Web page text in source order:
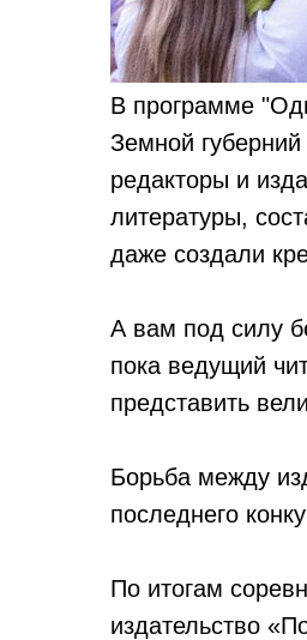
В программе
Земной
редакторы и
литературы,
даже создали
А вам под силу
пока ведущий
представить
Борьба между
последнего
По итогам
издательство